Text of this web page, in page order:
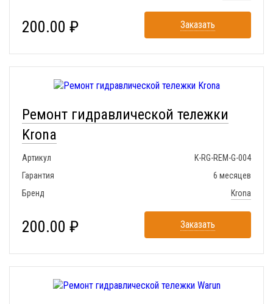
200.00 ₽ Заказать
Ремонт гидравлической тележки
Krona
Артикул
K-RG-REM-G-004
Гарантия
6 месяцев
Бренд
Krona
200.00 ₽ Заказать